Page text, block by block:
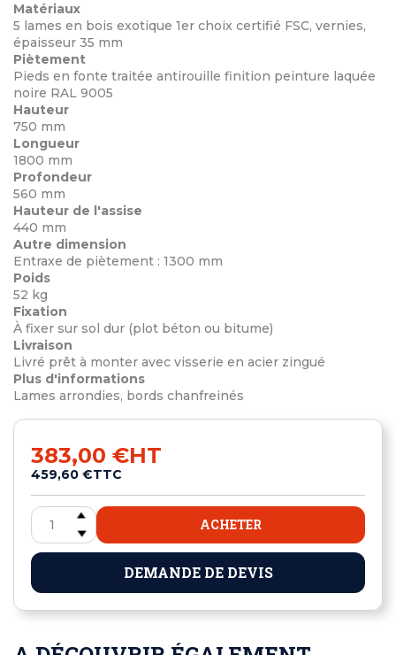
Matériaux
5 lames en bois exotique 1er choix certifié FSC, vernies,
épaisseur 35 mm
Piètement
Pieds en fonte traitée antirouille finition peinture laquée
noire RAL 9005
Hauteur
750 mm
Longueur
1800 mm
Profondeur
560 mm
Hauteur de l'assise
440 mm
Autre dimension
Entraxe de piètement : 1300 mm
Poids
52 kg
Fixation
À fixer sur sol dur (plot béton ou bitume)
Livraison
Livré prêt à monter avec visserie en acier zingué
Plus d'informations
Lames arrondies, bords chanfreinés
383,00 €HT
459,60 €TTC
ACHETER
DEMANDE DE DEVIS